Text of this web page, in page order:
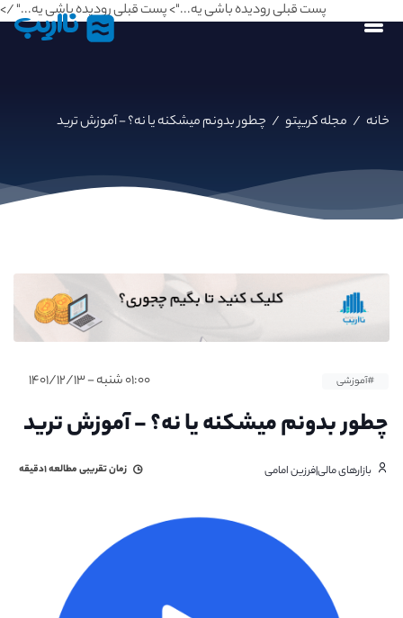
پست قبلی رو‌دیده باشی یه...">پست قبلی رو‌دیده باشی یه..." />
نااریب
خانه / مجله کریپتو / چطور بدونم میشکنه یا نه؟ - آموزش ترید
#آموزشی ۰۱:۰۰ شنبه - ۱۴۰۱/۱۲/۱۳
چطور بدونم میشکنه یا نه؟ - آموزش ترید
بازارهای مالی|فرزین امامی زمان تقریبی مطالعه۱دقیقه